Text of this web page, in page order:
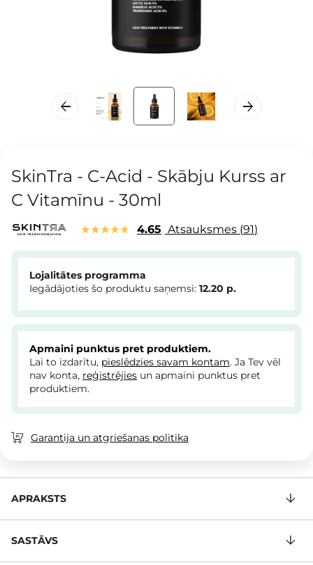
SkinTra - C-Acid - Skābju Kurss ar
C Vitamīnu - 30ml
4.65 Atsauksmes 91
Lojalitātes programma
Iegādājoties šo produktu saņemsi: 12.20 p.
Apmaini punktus pret produktiem.
Lai to izdarītu, pieslēdzies savam kontam. Ja Tev vēl
nav konta, reģistrējies un apmaini punktus pret
produktiem.
Garantija un atgriešanas politika
APRAKSTS
SASTĀVS